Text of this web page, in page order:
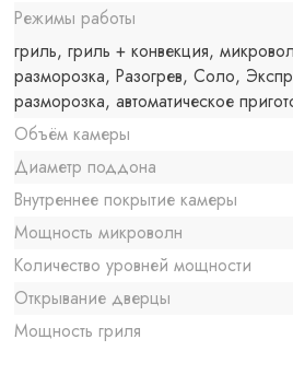
Режимы работы
гриль, гриль + конвекция,
разморозка, Разогрев, Соло,
разморозка, автоматическое
Объём камеры
Диаметр поддона
Внутреннее покрытие камеры
Мощность микроволн
Количество уровней мощности
Открывание дверцы
Мощность гриля